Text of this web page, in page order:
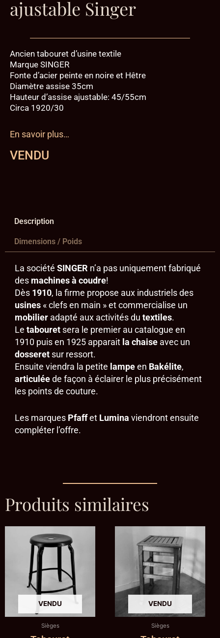
ajustable Singer
Ancien tabouret d’usine textile
Marque SINGER
Fonte d’acier peinte en noire et Hêtre
Diamètre assise 35cm
Hauteur d’assise ajustable: 45/55cm
Circa 1920/30
En savoir plus…
VENDU
Description
Dimensions / Poids
La société SINGER n’a pas uniquement fabriqué
des machines à coudre!
Dès 1910, la firme propose aux industriels des
usines « clefs en main » et commercialise un
mobilier adapté aux activités du textiles.
Le tabouret sera le premier au catalogue en
1910 puis en 1925 apparait la chaise avec un
dosseret sur ressort.
Ensuite viendra la petite lampeen Bakélite,
articuléede façon à éclairer le plus précisément
les points de couture.
Les marques Pfaffet Lumina viendront ensuite
compléter l’offre.
Produits similaires
Sièges Sièges